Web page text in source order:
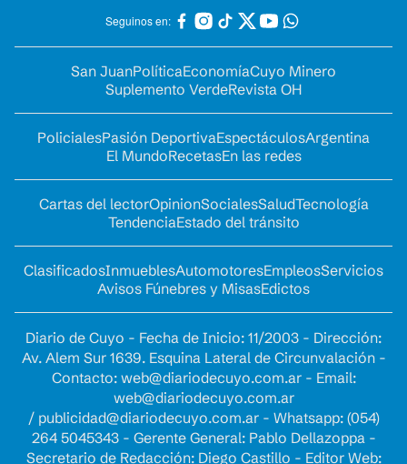
Seguinos en:
San JuanPolíticaEconomíaCuyo Minero
Suplemento VerdeRevista OH
PolicialesPasión DeportivaEspectáculosArgentina
El MundoRecetasEn las redes
Cartas del lectorOpinionSocialesSaludTecnología
TendenciaEstado del tránsito
ClasificadosInmueblesAutomotoresEmpleosServicios
Avisos Fúnebres y MisasEdictos
Diario de Cuyo - Fecha de Inicio: 11/2003 - Dirección:
Av. Alem Sur 1639. Esquina Lateral de Circunvalación -
Contacto: web@diariodecuyo.com.ar- Email:
web@diariodecuyo.com.ar
/ publicidad@diariodecuyo.com.ar- Whatsapp: (054)
264 5045343 - Gerente General: Pablo Dellazoppa -
Secretario de Redacción: Diego Castillo - Editor Web: